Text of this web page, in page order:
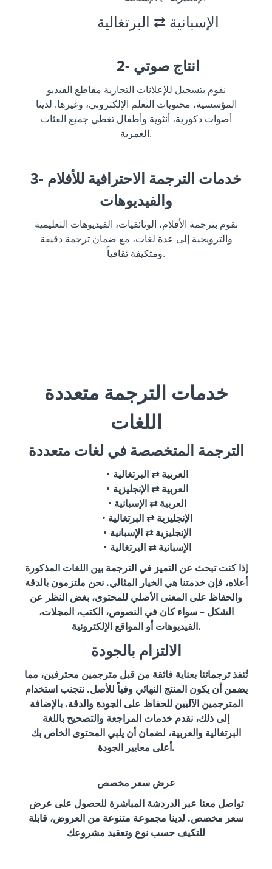
الإسبانية ⇄ البرتغالية
2- انتاج صوتي
نقوم بتسجيل للإعلانات التجارية مقاطع الفيديو
المؤسسية، محتويات التعلم الإلكتروني، وغيرها. لدينا
أصوات ذكورية، أنثوية وأطفال تغطي جميع الفئات
العمرية.
3- خدمات الترجمة الاحترافية للأفلام
والفيديوهات
نقوم بترجمة الأفلام، الوثائقيات، الفيديوهات التعليمية
والترويجية إلى عدة لغات، مع ضمان ترجمة دقيقة
ومتكيفة ثقافياً.
خدمات الترجمة متعددة
اللغات
الترجمة المتخصصة في لغات متعددة
العربية ⇄ البرتغالية
العربية ⇄ الإنجليزية
العربية ⇄ الإسبانية
الإنجليزية ⇄ البرتغالية
الإنجليزية ⇄ الإسبانية
الإسبانية ⇄ البرتغالية
إذا كنت تبحث عن التميز في الترجمة بين اللغات المذكورة
أعلاه، فإن خدمتنا هي الخيار المثالي. نحن ملتزمون بالدقة
والحفاظ على المعنى الأصلي للمحتوى، بغض النظر عن
الشكل – سواء كان في النصوص، الكتب، المجلات،
الفيديوهات أو المواقع الإلكترونية.
الالتزام بالجودة
تُنفذ ترجماتنا بعناية فائقة من قبل مترجمين محترفين، مما
يضمن أن يكون المنتج النهائي وفياً للأصل. نتجنب استخدام
المترجمين الآليين للحفاظ على الجودة والدقة. بالإضافة
إلى ذلك، نقدم خدمات المراجعة والتصحيح باللغة
البرتغالية والعربية، لضمان أن يلبي المحتوى الخاص بك
أعلى معايير الجودة.
عرض سعر مخصص
تواصل معنا عبر الدردشة المباشرة للحصول على عرض
سعر مخصص. لدينا مجموعة متنوعة من العروض، قابلة
للتكيف حسب نوع وتعقيد مشروعك